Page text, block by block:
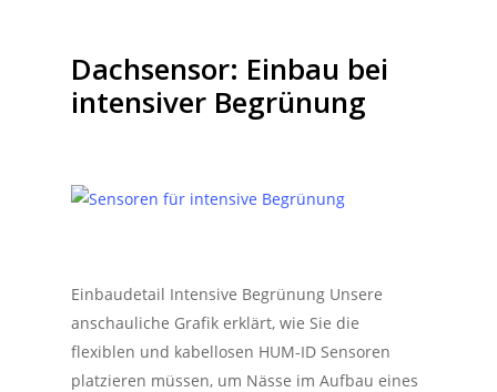
Dachsensor: Einbau bei
intensiver Begrünung
Einbaudetail Intensive Begrünung Unsere
anschauliche Grafik erklärt, wie Sie die
flexiblen und kabellosen HUM-ID Sensoren
platzieren müssen, um Nässe im Aufbau eines